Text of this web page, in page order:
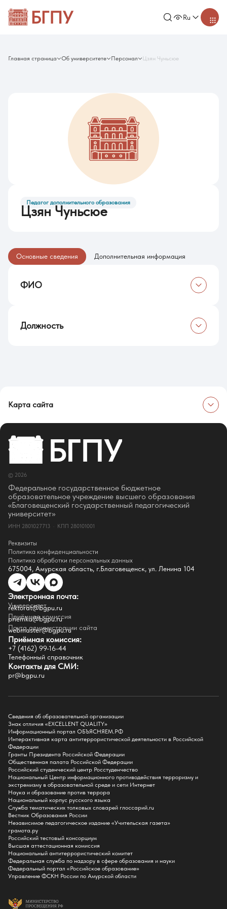
Ru
Главная страница Об университете Персонал Цзян Чуньсюе
Педагог дополнительного образования
Цзян Чуньсюе
Основные сведения Дополнительная информация
ФИО
Должность
Карта сайта
Сведения об образовательной организации
Об Университете
Сотрудники и преподаватели
Ректор
Оценка качества образования
СМИ о нас
Истории успеха
Партнёры
Документы
Контакты
Сведения о доходах
Доступная среда
Инфраструктура
Противодествие коррупции
Противодействие терроризму
Целевой капитал
Часто задаваемые вопросы
Внутренний сайт
Факультеты
Естественно-географический факультет
Историко-филологический факультет
Факультет иностранных языков
Факультет педагогики и психологии
Факультет физической культуры и спорта
Подготовительное отделение для иностранных граждан
Поступление
Приемная комиссия
Поступай в БГПУ
Специальности и направления
Списки поступающих
Приказы о зачислении
Полезные материалы
Общежитие
Информация о целевом обучении
Обркредит в СПО
Бакалавриат
Магистратура
Аспирантура
СПО
Правила приема на Бакалавриат
Правила приема на Магистратуру
Правила приема на СПО
Обучение
Справка для получения налогового вычета
Кванториум
© 2026
Федеральное государственное бюджетное
образовательное учреждение высшего образования
«Благовещенский государственный педагогический
университет»
ИНН 2801027713 · КПП 280101001
Реквизиты
Политика конфиденциальности
Политика обработки персональных данных
675004, Амурская область, г.Благовещенск, ул. Ленина 104
Электронная почта:
Университет
rektorat@bgpu.ru
Приёмная комиссия
priemka@bgpu.ru
Почта администрации сайта
webmaster@bgpu.ru
Приёмная комиссия:
+7 (4162) 99-16-44
Телефонный справочник
Контакты для СМИ:
pr@bgpu.ru
Сведения об образовательной организации
Знак отличия «EXCELLENT QUALITY»
Информационный портал ОБЪЯСНЯЕМ.РФ
Интерактивная карта антитеррористической деятельности в Российской
Федерации
Гранты Президента Российской Федерации
Общественная палата Российской Федерации
Российский студенческий центр Росстуденчество
Национальный Центр информационного противодействия терроризму и
экстремизму в образовательной среде и сети Интернет
Наука и образование против террора
Национальный корпус русского языка
Служба тематических толковых словарей глоссарий.ru
Вестник Образования России
Независимое педагогическое издание «Учительская газета»
грамота.ру
Российский тестовый консорциум
Высшая аттестационная комиссия
Национальный антитеррористический комитет
Федеральная служба по надзору в сфере образования и науки
Федеральный портал «Российское образование»
Управление ФСКН России по Амурской области